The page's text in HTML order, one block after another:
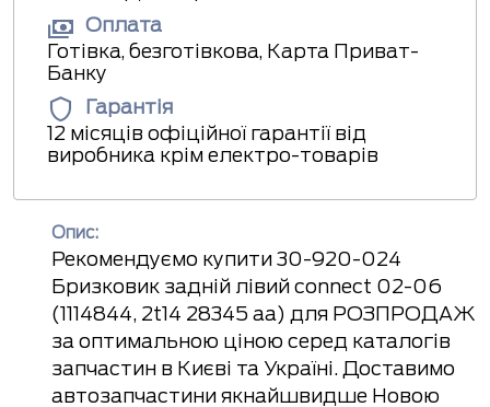
Оплата
Готівка, безготівкова, Карта Приват-
Банку
Гарантія
12 місяців офіційної гарантії від
виробника крім електро-товарів
Опис:
Рекомендуємо купити 30-920-024
Бризковик задній лівий connect 02-06
(1114844, 2t14 28345 aa) для РОЗПРОДАЖ
за оптимальною ціною серед каталогів
запчастин в Києві та Україні. Доставимо
автозапчастини якнайшвидше Новою